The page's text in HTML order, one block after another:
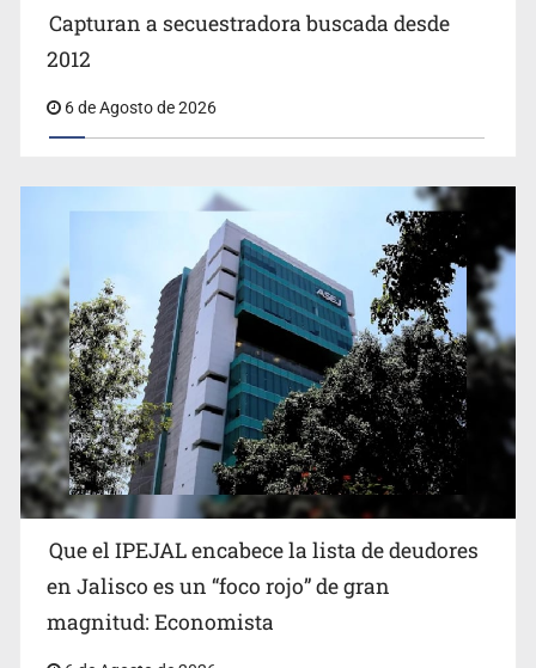
Critican inoperancia de la ASEJ para recuperar fondos
agente por abuso a menor
Capturan a secuestradora buscada desde
2012
6 de Agosto de 2026
Que el IPEJAL encabece la lista de deudores
en Jalisco es un “foco rojo” de gran
magnitud: Economista